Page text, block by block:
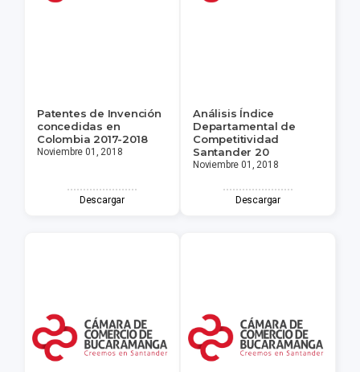
Patentes de Invención
concedidas en
Colombia 2017-2018
Noviembre 01, 2018
Descargar
Análisis Índice
Departamental de
Competitividad
Santander 20
Noviembre 01, 2018
Descargar